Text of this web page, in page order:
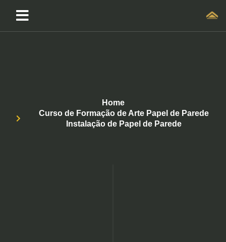
Home
Curso de Formação de Arte Papel de Parede
Instalação de Papel de Parede